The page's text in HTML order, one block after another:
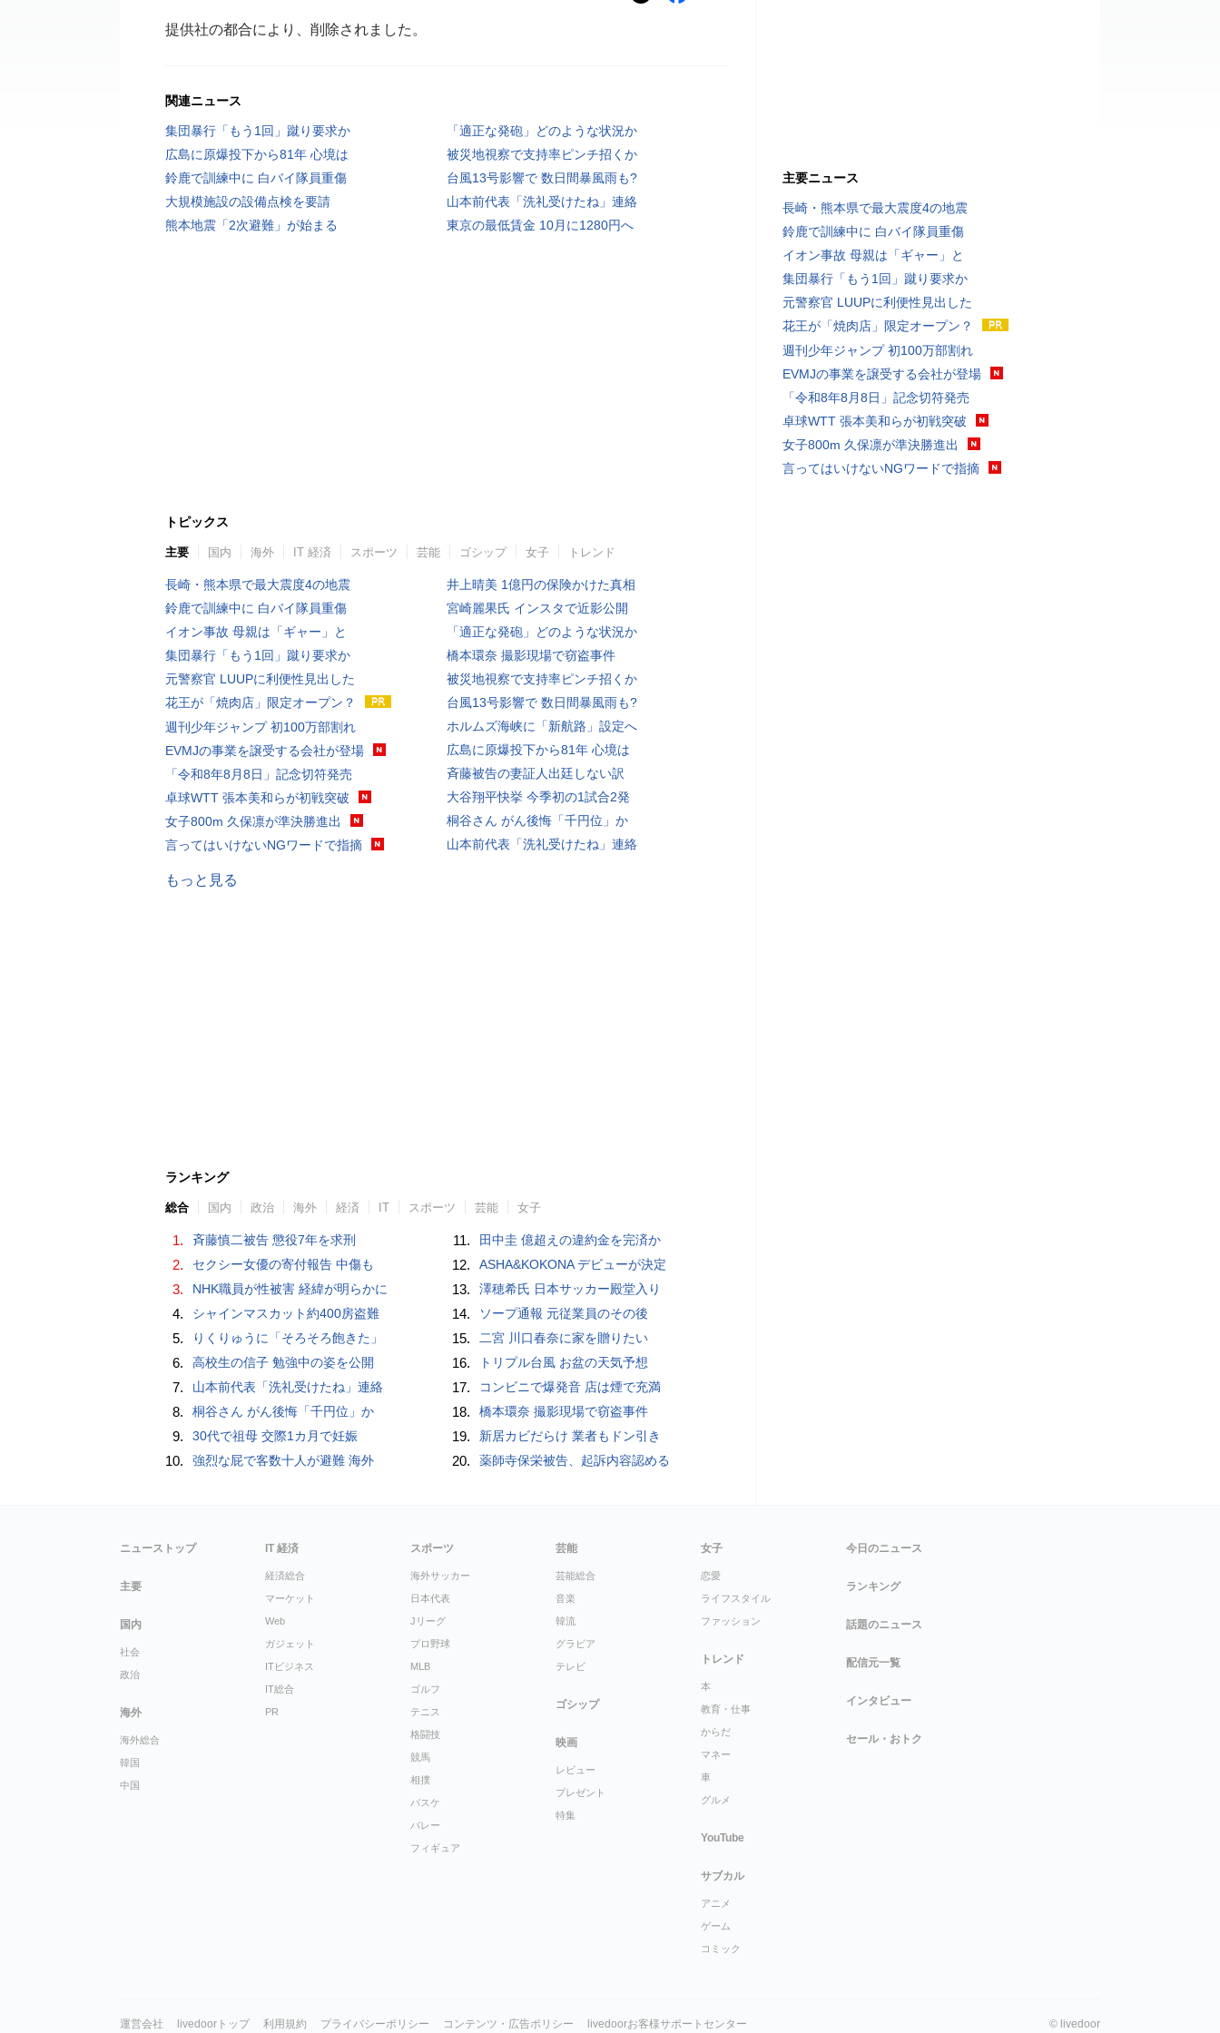
提供社の都合により、削除されました。
関連ニュース
集団暴行「もう1回」蹴り要求か
「適正な発砲」どのような状況か
広島に原爆投下から81年 心境は
被災地視察で支持率ピンチ招くか
鈴鹿で訓練中に 白バイ隊員重傷
台風13号影響で 数日間暴風雨も?
大規模施設の設備点検を要請
山本前代表「洗礼受けたね」連絡
熊本地震「2次避難」が始まる
東京の最低賃金 10月に1280円へ
トピックス
主要 国内 海外 IT 経済 スポーツ 芸能 ゴシップ 女子 トレンド
長崎・熊本県で最大震度4の地震
鈴鹿で訓練中に 白バイ隊員重傷
イオン事故 母親は「ギャー」と
集団暴行「もう1回」蹴り要求か
元警察官 LUUPに利便性見出した
花王が「焼肉店」限定オープン？
週刊少年ジャンプ 初100万部割れ
EVMJの事業を譲受する会社が登場
「令和8年8月8日」記念切符発売
卓球WTT 張本美和らが初戦突破
女子800m 久保凛が準決勝進出
言ってはいけないNGワードで指摘
井上晴美 1億円の保険かけた真相
宮崎麗果氏 インスタで近影公開
「適正な発砲」どのような状況か
橋本環奈 撮影現場で窃盗事件
被災地視察で支持率ピンチ招くか
台風13号影響で 数日間暴風雨も?
ホルムズ海峡に「新航路」設定へ
広島に原爆投下から81年 心境は
斉藤被告の妻証人出廷しない訳
大谷翔平快挙 今季初の1試合2発
桐谷さん がん後悔「千円位」か
山本前代表「洗礼受けたね」連絡
もっと見る
ランキング
総合 国内 政治 海外 経済 IT スポーツ 芸能 女子
1. 斉藤慎二被告 懲役7年を求刑
2. セクシー女優の寄付報告 中傷も
3. NHK職員が性被害 経緯が明らかに
4. シャインマスカット約400房盗難
5. りくりゅうに「そろそろ飽きた」
6. 高校生の信子 勉強中の姿を公開
7. 山本前代表「洗礼受けたね」連絡
8. 桐谷さん がん後悔「千円位」か
9. 30代で祖母 交際1カ月で妊娠
10. 強烈な屁で客数十人が避難 海外
11. 田中圭 億超えの違約金を完済か
12. ASHA&KOKONA デビューが決定
13. 澤穂希氏 日本サッカー殿堂入り
14. ソープ通報 元従業員のその後
15. 二宮 川口春奈に家を贈りたい
16. トリプル台風 お盆の天気予想
17. コンビニで爆発音 店は煙で充満
18. 橋本環奈 撮影現場で窃盗事件
19. 新居カビだらけ 業者もドン引き
20. 薬師寺保栄被告、起訴内容認める
主要ニュース
長崎・熊本県で最大震度4の地震
鈴鹿で訓練中に 白バイ隊員重傷
イオン事故 母親は「ギャー」と
集団暴行「もう1回」蹴り要求か
元警察官 LUUPに利便性見出した
花王が「焼肉店」限定オープン？
週刊少年ジャンプ 初100万部割れ
EVMJの事業を譲受する会社が登場
「令和8年8月8日」記念切符発売
卓球WTT 張本美和らが初戦突破
女子800m 久保凛が準決勝進出
言ってはいけないNGワードで指摘
ニューストップ
主要
国内
社会
政治
海外
海外総合
韓国
中国
IT 経済
経済総合
マーケット
Web
ガジェット
ITビジネス
IT総合
PR
スポーツ
海外サッカー
日本代表
Jリーグ
プロ野球
MLB
ゴルフ
テニス
格闘技
競馬
相撲
バスケ
バレー
フィギュア
芸能
芸能総合
音楽
韓流
グラビア
テレビ
ゴシップ
映画
レビュー
プレゼント
特集
女子
恋愛
ライフスタイル
ファッション
トレンド
本
教育・仕事
からだ
マネー
車
グルメ
YouTube
サブカル
アニメ
ゲーム
コミック
今日のニュース
ランキング
話題のニュース
配信元一覧
インタビュー
セール・おトク
運営会社 livedoorトップ 利用規約 プライバシーポリシー コンテンツ・広告ポリシー livedoorお客様サポートセンター © livedoor